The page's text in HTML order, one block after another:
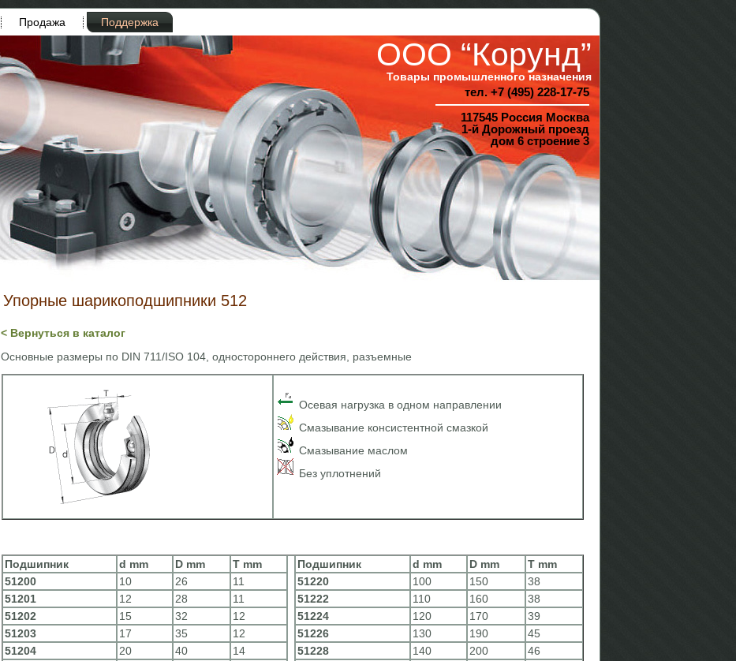
Продажа Поддержка
ООО “Корунд”
Товары промышленного назначения
тел. +7 (495) 228-17-75
117545 Россия Москва
1-й Дорожный проезд
дом 6 строение 3
Упорные шарикоподшипники 512
< Вернуться в каталог
Основные размеры по DIN 711/ISO 104, одностороннего действия, разъемные
Осевая нагрузка в одном направлении
Смазывание консистентной смазкой
Смазывание маслом
Без уплотнений
Подшипник d mm D mm T mm Подшипник d mm D mm
T mm
51200
10 26 11 51220 100 150
38
51201
12 28 11 51222 110 160
38
51202
15 32 12 51224 120 170
39
51203
17 35 12 51226 130 190
45
51204
20 40 14 51228 140 200
46